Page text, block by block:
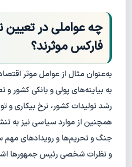
چه عواملی در تعیین
فارکس موثرند؟
به‌عنوان مثال از عوامل موثر
به بیاینه‌های پولی و بانکی کشور و
رشد تولیدات کشور، نرخ بیکاری و
همچنین از موارد سیاسی نیز به
جنگ و تحریم‌ها و رویدادهای
و نظرات شخصی رئیس جمهورها